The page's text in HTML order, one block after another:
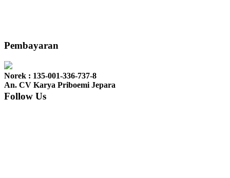
bale2 dan kursi teras saya sudah saya terima dan p...
Ibu Vina, Bogor:Meja belajar cocok Pak, bagus dan kayu jati tua
seperti yang saya punya di rumah...
Pembayaran
Norek : 135-001-336-737-8
An. CV Karya Priboemi Jepara
Follow Us